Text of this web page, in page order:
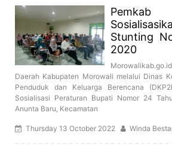
Stunting
2020
Daerah Kabupaten Morowali melalui Dinas
Penduduk dan Keluarga Berencana
Sosialisasi Peraturan Bupati Nomor 24
Anunta Baru, Kecamatan
Thursday 13 October 2022 Winda